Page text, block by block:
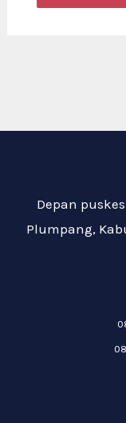
Depan
Plumpang,